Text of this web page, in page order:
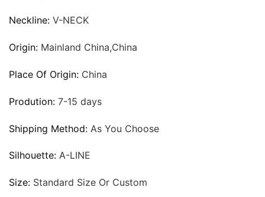
Neckline: V-NECK
Origin: Mainland China,China
Place Of Origin: China
Prodution: 7-15 days
Shipping Method: As You Choose
Silhouette: A-LINE
Size: Standard Size Or Custom